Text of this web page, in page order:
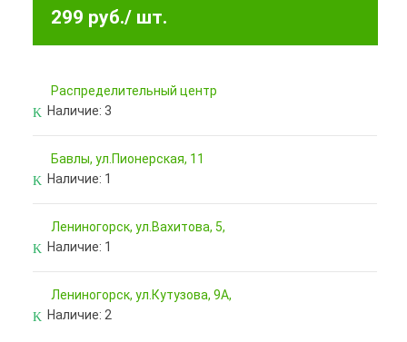
299 руб./ шт.
Pаспределительный центр
Наличие: 3
Бавлы, ул.Пионерская, 11
Наличие: 1
Лениногорск, ул.Вахитова, 5,
Наличие: 1
Лениногорск, ул.Кутузова, 9А,
Наличие: 2